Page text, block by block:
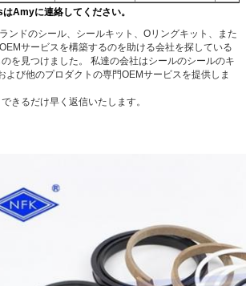
Amyに連絡してください。
ンドのシール、シールキット、Oリングキット、また
サービスを構築するのを助ける会社を探している
を見つけました。
私達の会社はシールのシールのキ
よび他のプロダクトの専門OEMサービスを提供しま
できるだけ早く返信いたします。